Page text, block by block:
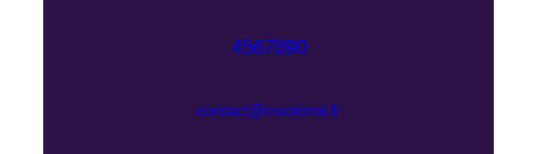
4567890
contact@inscristoi.fr